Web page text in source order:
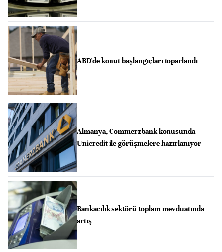
ABD'de konut başlangıçları toparlandı
Almanya, Commerzbank konusunda
Unicredit ile görüşmelere hazırlanıyor
Bankacılık sektörü toplam mevduatında
artış